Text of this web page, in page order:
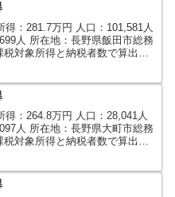
：281.7万円 人口：101,581人
人 所在地：長野県飯田市総務
対象所得と納税者数で算出し
：264.8万円 人口：28,041人
人 所在地：長野県大町市総務
対象所得と納税者数で算出し